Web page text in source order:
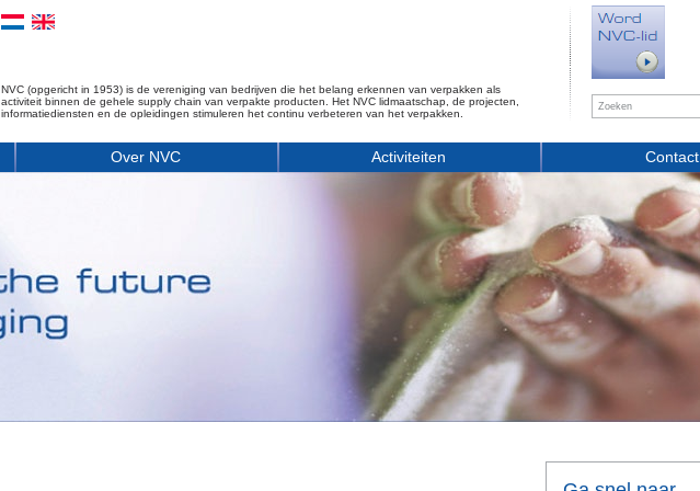
NVC (opgericht in 1953) is de vereniging van bedrijven die het belang erkennen van verpakken als
activiteit binnen de gehele supply chain van verpakte producten. Het NVC lidmaatschap, de projecten,
informatiediensten en de opleidingen stimuleren het continu verbeteren van het verpakken.
Over NVC Activiteiten Contact